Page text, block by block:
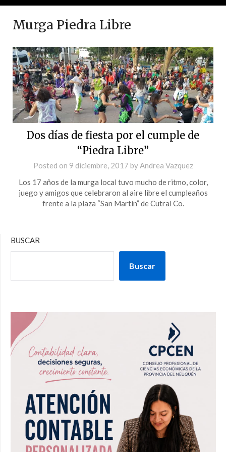
Murga Piedra Libre
Dos días de fiesta por el cumple de
“Piedra Libre”
Posted on 9 diciembre, 2017 byAndrea Vazquez
Los 17 años de la murga local tuvo mucho de ritmo, color,
juego y amigos que celebraron al aire libre el cumpleaños
frente a la plaza “San Martín” de Cutral Co.
BUSCAR
Buscar